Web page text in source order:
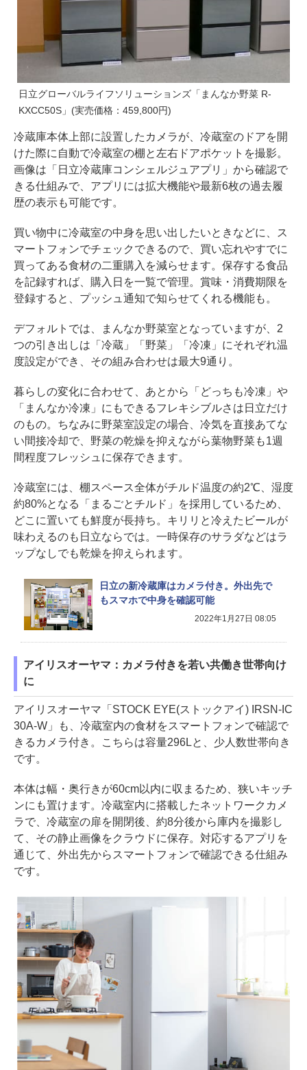
日立グローバルライフソリューションズ「まんなか野菜 R-
KXCC50S」(実売価格：459,800円)
冷蔵庫本体上部に設置したカメラが、冷蔵室のドアを開
けた際に自動で冷蔵室の棚と左右ドアポケットを撮影。
画像は「日立冷蔵庫コンシェルジュアプリ」から確認で
きる仕組みで、アプリには拡大機能や最新6枚の過去履
歴の表示も可能です。
買い物中に冷蔵室の中身を思い出したいときなどに、ス
マートフォンでチェックできるので、買い忘れやすでに
買ってある食材の二重購入を減らせます。保存する食品
を記録すれば、購入日を一覧で管理。賞味・消費期限を
登録すると、プッシュ通知で知らせてくれる機能も。
デフォルトでは、まんなか野菜室となっていますが、2
つの引き出しは「冷蔵」「野菜」「冷凍」にそれぞれ温
度設定ができ、その組み合わせは最大9通り。
暮らしの変化に合わせて、あとから「どっちも冷凍」や
「まんなか冷凍」にもできるフレキシブルさは日立だけ
のもの。ちなみに野菜室設定の場合、冷気を直接あてな
い間接冷却で、野菜の乾燥を抑えながら葉物野菜も1週
間程度フレッシュに保存できます。
冷蔵室には、棚スペース全体がチルド温度の約2℃、湿度
約80%となる「まるごとチルド」を採用しているため、
どこに置いても鮮度が長持ち。キリリと冷えたビールが
味わえるのも日立ならでは。一時保存のサラダなどはラ
ップなしでも乾燥を抑えられます。
日立の新冷蔵庫はカメラ付き。外出先で
もスマホで中身を確認可能
2022年1月27日 08:05
アイリスオーヤマ：カメラ付きを若い共働き世帯向け
に
アイリスオーヤマ「STOCK EYE(ストックアイ) IRSN-IC
30A-W」も、冷蔵室内の食材をスマートフォンで確認で
きるカメラ付き。こちらは容量296Lと、少人数世帯向き
です。
本体は幅・奥行きが60cm以内に収まるため、狭いキッチ
ンにも置けます。冷蔵室内に搭載したネットワークカメ
ラで、冷蔵室の扉を開閉後、約8分後から庫内を撮影し
て、その静止画像をクラウドに保存。対応するアプリを
通じて、外出先からスマートフォンで確認できる仕組み
です。